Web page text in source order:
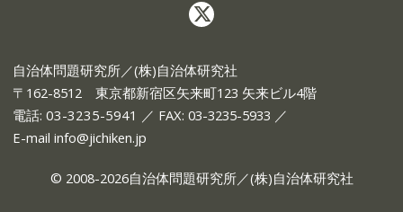
自治体問題研究所／(株)自治体研究社
〒162-8512 東京都新宿区矢来町123 矢来ビル4階
電話: 03-3235-5941 ／ FAX: 03-3235-5933 ／
E-mail info@jichiken.jp
© 2008-2026自治体問題研究所／(株)自治体研究社